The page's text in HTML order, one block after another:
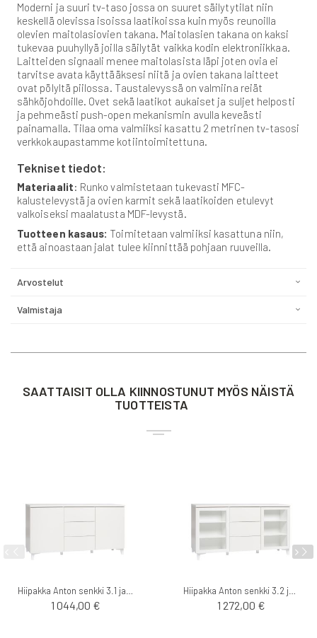
Moderni ja suuri tv-taso jossa on suuret säilytytilat niin
keskellä olevissa isoissa laatikoissa kuin myös reunoilla
olevien maitolasiovien takana. Maitolasien takana on kaksi
tukevaa puuhyllyä joilla säilytät vaikka kodin elektroniikkaa.
Laitteiden signaali menee maitolasista läpi joten ovia ei
tarvitse avata käyttääksesi niitä ja ovien takana laitteet
ovat pölyltä piilossa. Taustalevyssä on valmiina reiät
sähköjohdoille. Ovet sekä laatikot aukaiset ja suljet helposti
ja pehmeästi push-open mekanismin avulla keveästi
painamalla. Tilaa oma valmiiksi kasattu 2 metrinen tv-tasosi
verkkokaupastamme kotiintoimitettuna.
Tekniset tiedot:
Materiaalit: Runko valmistetaan tukevasti MFC-
kalustelevystä ja ovien karmit sekä laatikoiden etulevyt
valkoiseksi maalatusta MDF-levystä.
Tuotteen kasaus: Toimitetaan valmiiksi kasattuna niin,
että ainoastaan jalat tulee kiinnittää pohjaan ruuveilla.
Arvostelut
Valmistaja
SAATTAISIT OLLA KIINNOSTUNUT MYÖS NÄISTÄ
TUOTTEISTA
1 044,00 € 1 272,00 €